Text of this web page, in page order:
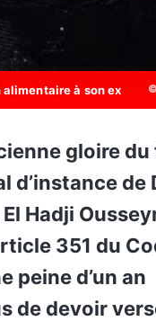
à son ex
d’instance
Hadji
351 du
peine d’un an
de devoir